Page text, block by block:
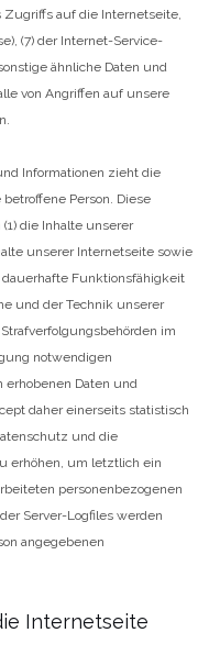
Zugriffs auf die Internetseite,
(7) der Internet-Service-
ähnliche Daten und
von Angriffen auf unsere
Informationen zieht die
Person. Diese
die Inhalte unserer
unserer Internetseite sowie
Funktionsfähigkeit
und der Technik unserer
im
notwendigen
erhobenen Daten und
daher einerseits statistisch
und die
erhöhen, um letztlich ein
personenbezogenen
Server-Logfiles werden
angegebenen
Internetseite